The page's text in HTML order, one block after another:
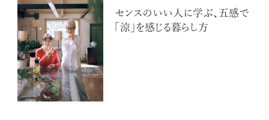
センスのいい人に学ぶ、五感で
「涼」を感じる暮らし方